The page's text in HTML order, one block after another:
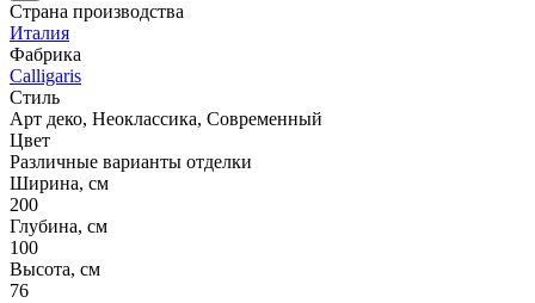
Страна производства
Италия
Фабрика
Calligaris
Стиль
Арт деко, Неоклассика, Современный
Цвет
Различные варианты отделки
Ширина, см
200
Глубина, см
100
Высота, см
76